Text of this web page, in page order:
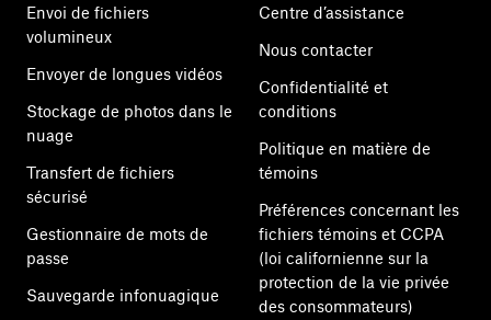
Envoi de fichiers
volumineux
Envoyer de longues vidéos
Stockage de photos dans le
nuage
Transfert de fichiers
sécurisé
Gestionnaire de mots de
passe
Sauvegarde infonuagique
Centre d’assistance
Nous contacter
Confidentialité et
conditions
Politique en matière de
témoins
Préférences concernant les
fichiers témoins et CCPA
(loi californienne sur la
protection de la vie privée
des consommateurs)